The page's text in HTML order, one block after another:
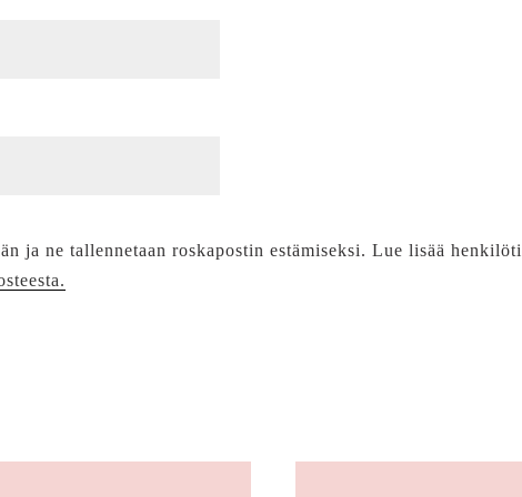
ja ne tallennetaan roskapostin estämiseksi. Lue lisää